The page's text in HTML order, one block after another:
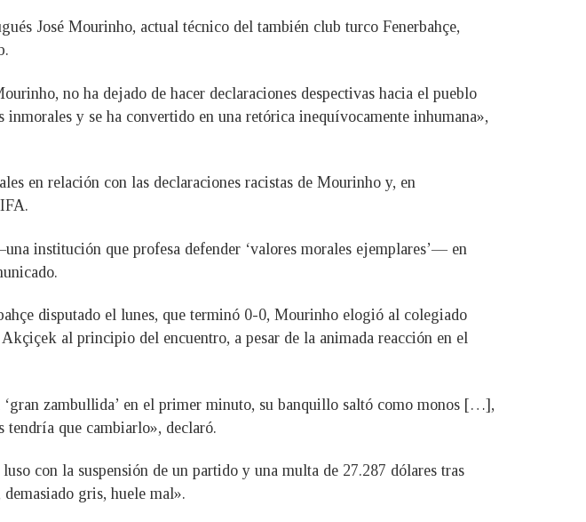
José Mourinho, actual técnico del también club turco Fenerbahçe,
no ha dejado de hacer declaraciones despectivas hacia el pueblo
y se ha convertido en una retórica inequívocamente inhumana»,
en relación con las declaraciones racistas de Mourinho y, en
institución que profesa defender ‘valores morales ejemplares’— en
disputado el lunes, que terminó 0-0, Mourinho elogió al colegiado
al principio del encuentro, a pesar de la animada reacción en el
zambullida’ en el primer minuto, su banquillo saltó como monos […],
que cambiarlo», declaró.
con la suspensión de un partido y una multa de 27.287 dólares tras
gris, huele mal».